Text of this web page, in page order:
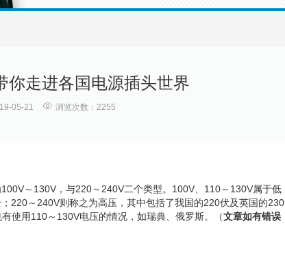
你走进各国电源插头世界
05-21 浏览次数：2255
～130V，与220～240V二个类型。100V、110～130V属于低
220～240V则称之为高压，其中包括了我国的220伏及英国的230
使用110～130V电压的情况，如瑞典、俄罗斯。（文章如有错误